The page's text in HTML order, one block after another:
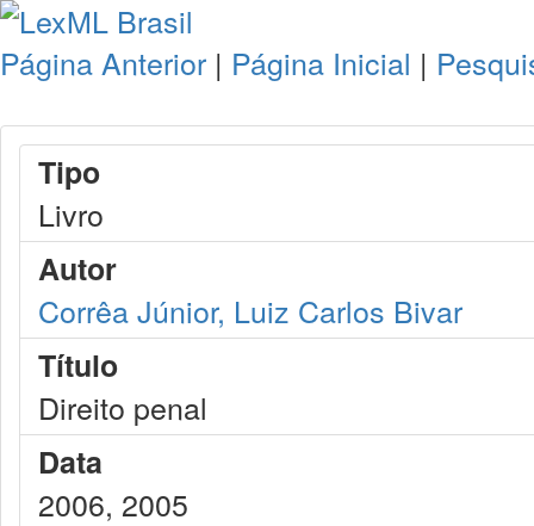
Página Anterior | Página Inicial |
Tipo
Livro
Autor
Corrêa Júnior, Luiz Carlos Bivar
Título
Direito penal
Data
2006, 2005